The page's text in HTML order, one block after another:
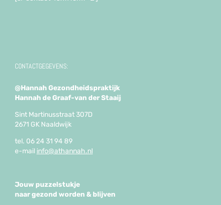
CONTACTGEGEVENS:
@Hannah Gezondheidspraktijk
Hannah de Graaf-van der Staaij
Sint Martinusstraat 307D
2671 GK Naaldwijk
tel. 06 24 31 94 89
e-mail info@athannah.nl
Jouw puzzelstukje
naar gezond worden & blijven